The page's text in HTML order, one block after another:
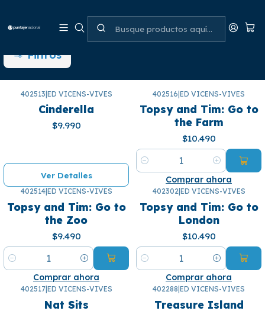
Ladybird
Filtros
¡Se agotó! 🙄
402513|ED VICENS-VIVES
Cinderella
$9.990
Ver Detalles
402516|ED VICENS-VIVES
Topsy and Tim: Go to
the Farm
$10.490
Cantidad
Comprar ahora
402514| ED VICENS-VIVES
Topsy and Tim: Go to
the Zoo
$9.490
Cantidad
Comprar ahora
402302| ED VICENS-VIVES
Topsy and Tim: Go to
London
$10.490
Cantidad
Comprar ahora
¡Se agotó! 🙄
402517| ED VICENS-VIVES
Nat Sits
402288 ED VICENS-VIVES
Treasure Island